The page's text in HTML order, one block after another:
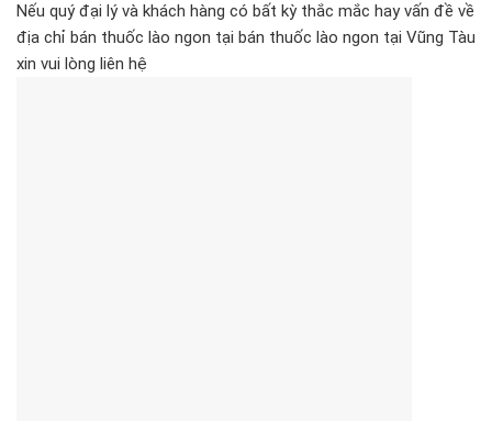
Nếu quý đại lý và khách hàng có bất kỳ thắc mắc hay vấn đề về
địa chỉ bán thuốc lào ngon tại bán thuốc lào ngon tại Vũng Tàu
xin vui lòng liên hệ